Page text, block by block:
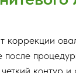
коррекции
после
контур